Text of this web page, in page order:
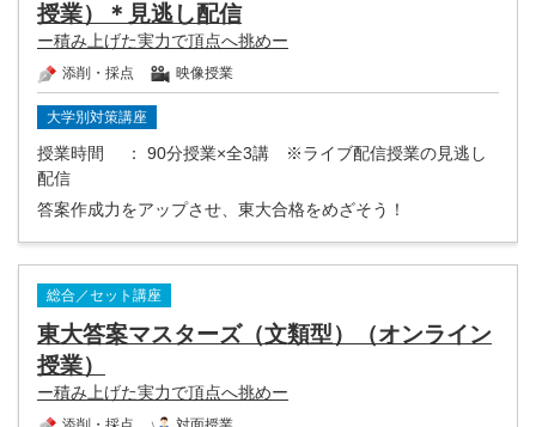
授業）＊見逃し配信
ー積み上げた実力で頂点へ挑めー
添削・採点 映像授業
大学別対策講座
授業時間
： 90分授業×全3講 ※ライブ配信授業の見逃し
配信
答案作成力をアップさせ、東大合格をめざそう！
総合／セット講座
東大答案マスターズ（文類型）（オンライン
授業）
ー積み上げた実力で頂点へ挑めー